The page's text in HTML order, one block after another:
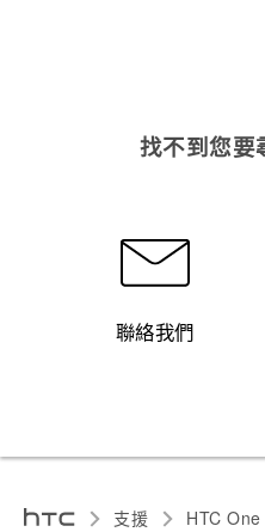
找不到您要
聯絡我們
支援 HTC One